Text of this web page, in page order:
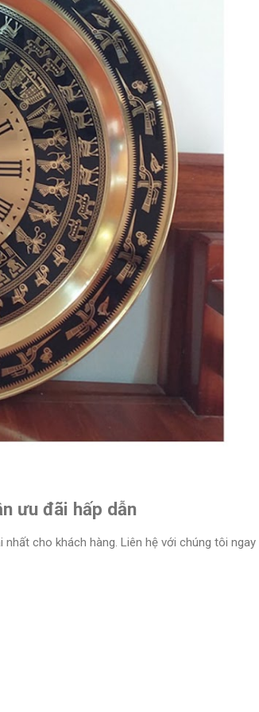
ưu đãi hấp dẫn
cho khách hàng. Liên hệ với chúng tôi ngay